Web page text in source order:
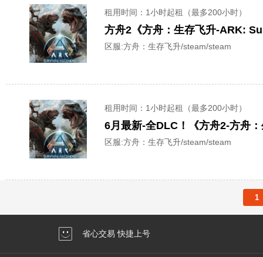
租用时间 ：1小时起租（最多200小时）
方舟2《方舟：生存飞升-ARK:
区服:方舟：生存飞升/steam/steam
租用时间 ：1小时起租（最多200小时）
6月最新-全DLC！《方舟2-方舟
区服:方舟：生存飞升/steam/steam
1
省心交易 快捷上号